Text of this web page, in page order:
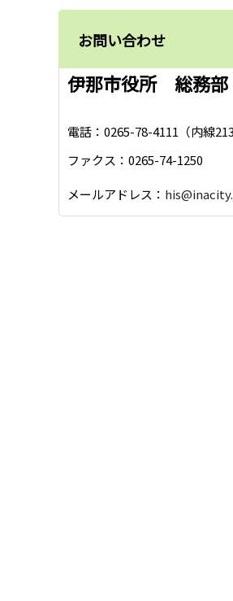
お問い合わせ
伊那市役所 総務
電話：0265-78-4111（内線
ファクス：0265-74-1250
メールアドレス：